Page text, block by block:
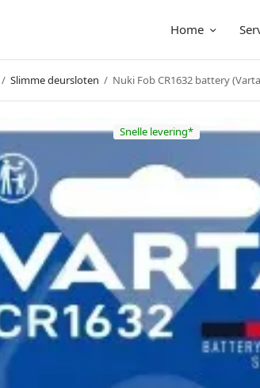
Home
/ Slimme deursloten / Nuki Fob CR1632 battery
Snelle levering*